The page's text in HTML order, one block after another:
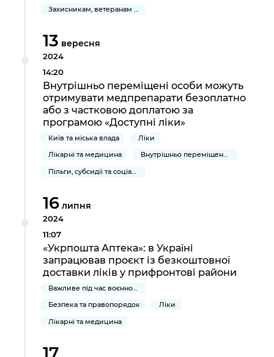
13 вересня
2024
14:20
Внутрішньо переміщені особи можуть
отримувати медпрепарати безоплатно
або з частковою доплатою за
програмою «Доступні ліки»
Київ та міська влада
Ліки
Лікарні та медицина
Внутрішньо переміщеним громадянам України
Пільги, субсидії та соціальний захист
16 липня
2024
11:07
«Укрпошта Аптека»: в Україні
запрацював проєкт із безкоштовної
доставки ліків у прифронтові райони
Важливе під час воєнного стану
Безпека та правопорядок
Ліки
Лікарні та медицина